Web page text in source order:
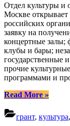
Отдел культуры и
Москве открывает
российских
заявку на
концертные залы;
клубы и бары;
государственные
прочие
программами и
Read More“Гранты
»
грант, культура,